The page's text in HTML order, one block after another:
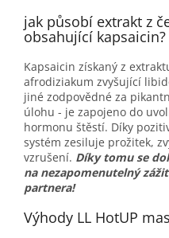
jak působí extrakt z
obsahující kapsaicin?
Kapsaicin získaný z
afrodiziakum zvyšující
jiné zodpovědné za
úlohu - je zapojeno do
hormonu štěstí. Díky
systém zesiluje prožitek,
vzrušení. Díky tomu se
na nezapomenutelný
partnera!
Výhody LL HotUP